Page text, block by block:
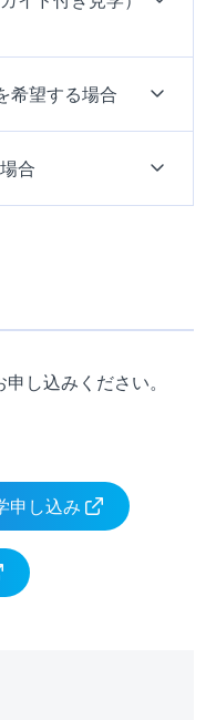
希望する場合
合
し込みください。
申し込み